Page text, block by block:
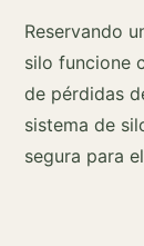
Reservando
silo funcione
de pérdidas
sistema de
segura para